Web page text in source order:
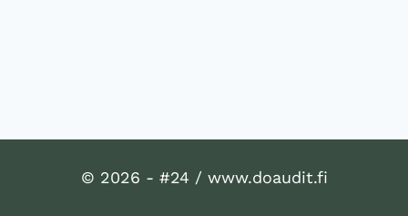
© 2026 - #24 / www.doaudit.fi